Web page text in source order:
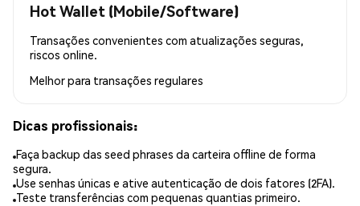
Hot Wallet (Mobile/Software)
Transações convenientes com atualizações seguras,
riscos online.
Melhor para transações regulares
Dicas profissionais:
Faça backup das seed phrases da carteira offline de forma
segura.
Use senhas únicas e ative autenticação de dois fatores (2FA).
Teste transferências com pequenas quantias primeiro.